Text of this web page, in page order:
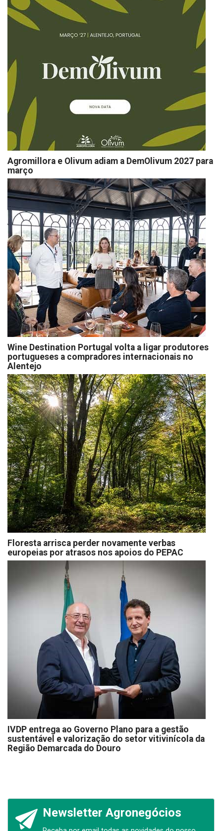
Agromillora e Olivum adiam a DemOlivum 2027 para
março
Wine Destination Portugal volta a ligar produtores
portugueses a compradores internacionais no
Alentejo
Floresta arrisca perder novamente verbas
europeias por atrasos nos apoios do PEPAC
IVDP entrega ao Governo Plano para a gestão
sustentável e valorização do setor vitivinícola da
Região Demarcada do Douro
Newsletter Agronegócios